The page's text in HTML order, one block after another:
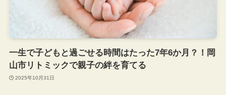
一生で子どもと過ごせる時間はたった7年6か月？！岡
山市リトミックで親子の絆を育てる
2025年10月31日